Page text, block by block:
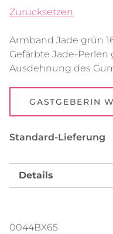
Zurücksetzen
Armband Jade grün
Gefärbte Jade-
Ausdehnung des
GASTGEBERIN
Standard-Lieferung
Details
0044BX65